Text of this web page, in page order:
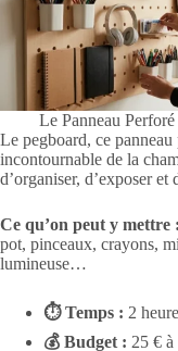
Le Panneau
Le pegboard, ce
incontournable de la
d’organiser, d’exposer
Ce qu’on peut y mettre :
pot, pinceaux, crayons,
lumineuse…
⏱ Temps : 2
💰 Budget : 25 €